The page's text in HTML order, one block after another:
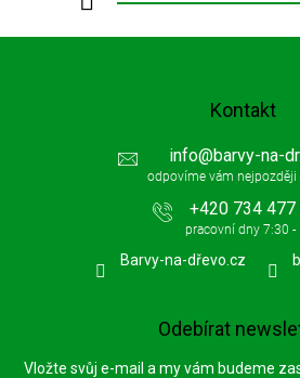
Kontakt
info@barvy-na-
+420 734 477
Barvy-na-dřevo.cz
Odebírat
Vložte svůj e-mail a my vám budeme